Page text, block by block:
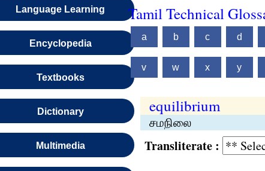
Language Learning
Encyclopedia
Textbooks
Dictionary
Multimedia
Tamil Technical
a b c d
v w x y
equilibrium
சமநிலை
Transliterate :